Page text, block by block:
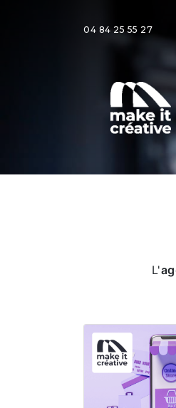
04 84 25 55 27
L'